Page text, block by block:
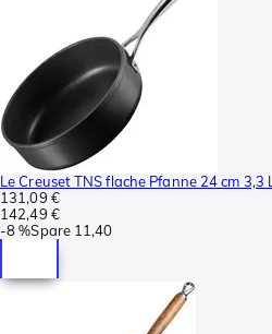
Le Creuset TNS flache Pfanne 24 cm 3,3 L
131,09 €
142,49 €
-8 %Spare 11,40